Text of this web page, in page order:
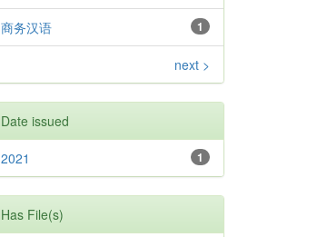
1
商务汉语
next >
Date issued
1
2021
Has File(s)